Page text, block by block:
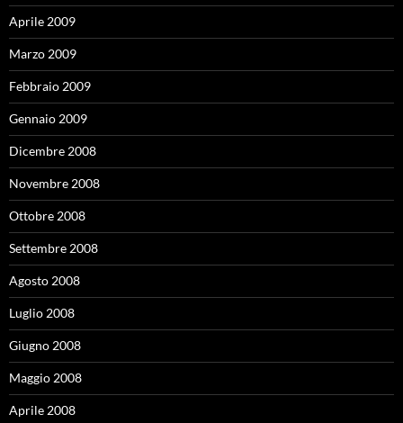
Aprile 2009
Marzo 2009
Febbraio 2009
Gennaio 2009
Dicembre 2008
Novembre 2008
Ottobre 2008
Settembre 2008
Agosto 2008
Luglio 2008
Giugno 2008
Maggio 2008
Aprile 2008